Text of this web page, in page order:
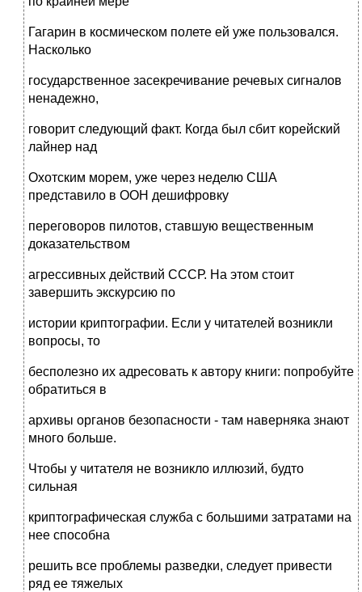
Гагарин в космическом полете ей уже пользовался.
Насколько
государственное засекречивание речевых сигналов
ненадежно,
говорит следующий факт. Когда был сбит корейский
лайнер над
Охотским морем, уже через неделю США
представило в ООН дешифровку
переговоров пилотов, ставшую вещественным
доказательством
агрессивных действий СССР. На этом стоит
завершить экскурсию по
истории криптографии. Если у читателей возникли
вопросы, то
бесполезно их адресовать к автору книги: попробуйте
обратиться в
архивы органов безопасности - там наверняка знают
много больше.
Чтобы у читателя не возникло иллюзий, будто
сильная
криптографическая служба с большими затратами на
нее способна
решить все проблемы разведки, следует привести
ряд ее тяжелых